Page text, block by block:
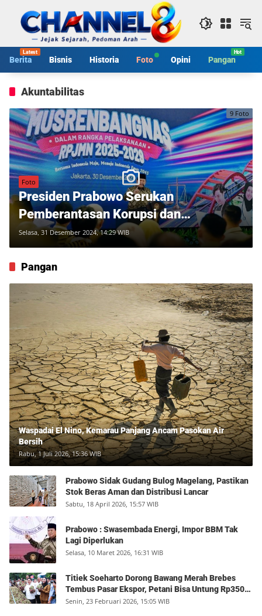
konten
Berita Bisnis Historia Foto Opini Pangan
Akuntabilitas
9 Foto
Foto
Presiden Prabowo Serukan
Pemberantasan Korupsi dan
Penguatan Integritas Aparat
Pemerintah
Selasa, 31 Desember 2024, 14:29 WIB
Pangan
Waspadai El Nino, Kemarau Panjang Ancam Pasokan Air
Bersih
Rabu, 1 Juli 2026, 15:36 WIB
Prabowo Sidak Gudang Bulog Magelang, Pastikan
Stok Beras Aman dan Distribusi Lancar
Sabtu, 18 April 2026, 15:57 WIB
Prabowo : Swasembada Energi, Impor BBM Tak
Lagi Diperlukan
Selasa, 10 Maret 2026, 16:31 WIB
Titiek Soeharto Dorong Bawang Merah Brebes
Tembus Pasar Ekspor, Petani Bisa Untung Rp350
Juta per Hektare
Senin, 23 Februari 2026, 15:05 WIB